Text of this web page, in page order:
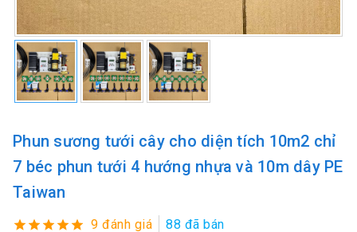
Phun sương tưới cây cho diện tích 10m2 chỉ
7 béc phun tưới 4 hướng nhựa và 10m dây PE
Taiwan
9 đánh giá 88 đã bán